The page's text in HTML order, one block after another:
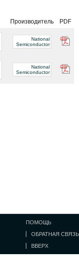
Производитель PDF
National
Semiconductor
National
Semiconductor
ПОМОЩЬ
ОБРАТНАЯ СВЯЗЬ
ВВЕРХ